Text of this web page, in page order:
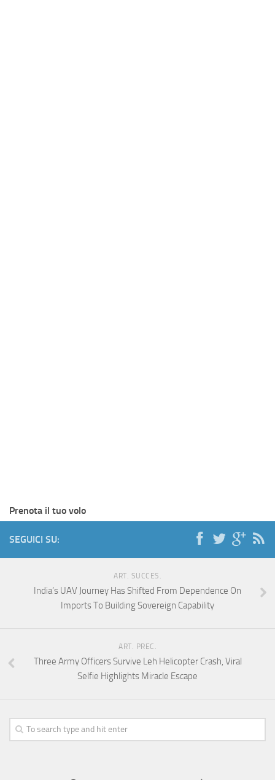
Prenota il tuo volo
SEGUICI SU:
ART. SUCCES.
India’s UAV Journey Has Shifted From Dependence On
Imports To Building Sovereign Capability
ART. PREC.
Three Army Officers Survive Leh Helicopter Crash, Viral
Selfie Highlights Miracle Escape